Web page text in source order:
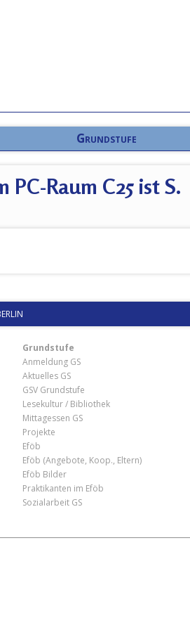
Grundstufe
Raum C25 ist S.
Grundstufe
Anmeldung GS
Aktuelles GS
GSV Grundstufe
Lesekultur / Bibliothek
Mittagessen GS
Projekte
Eföb
Eföb (Angebote, Koop., Eltern)
Eföb Bilder
Praktikanten im Eföb
Sozialarbeit GS